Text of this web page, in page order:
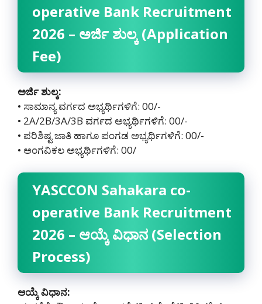
operative Bank Recruitment
2026 – ಅರ್ಜಿ ಶುಲ್ಕ (Application
Fee)
ಅರ್ಜಿ ಶುಲ್ಕ:
• ಸಾಮಾನ್ಯ ವರ್ಗದ ಅಭ್ಯರ್ಥಿಗಳಿಗೆ: 00/-
• 2A/2B/3A/3B ವರ್ಗದ ಅಭ್ಯರ್ಥಿಗಳಿಗೆ: 00/-
• ಪರಿಶಿಷ್ಟ ಜಾತಿ ಹಾಗೂ ಪಂಗಡ ಅಭ್ಯರ್ಥಿಗಳಿಗೆ: 00/-
• ಅಂಗವಿಕಲ ಅಭ್ಯರ್ಥಿಗಳಿಗೆ: 00/
YASCCON Sahakara co-
operative Bank Recruitment
2026 – ಆಯ್ಕೆ ವಿಧಾನ (Selection
Process)
ಆಯ್ಕೆ ವಿಧಾನ: